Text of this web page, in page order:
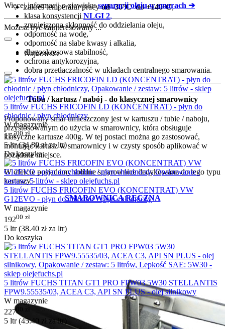
zakres temperatur pracyod -30°C do +140°C,
klasa konsystencjiNLGI 2,
zmniejszona skłonność do oddzielania oleju,
odporność na wodę,
odporność na słabe kwasy i alkalia,
długookresowa stabilność,
ochrona antykorozyjna,
dobra przetłaczalność w układach centralnego smarowania.
Tuba / kartusz / nabój - do klasycznej smarownicy
Proponowany smar umieszczony jest w kartuszu / tubie / naboju,
przystosowanym do użycia w smarownicy, która obsługuje
klasyczne kartusze 400g. W tej postaci można go zastosować,
montując kartusz w smarownicy i w czysty sposób aplikować w
pożądane miejsce.
W ofercie posiadamy solidne smarownice dedykowane do tego typu
kartuszy -
SMAROWNICA RĘCZNA
Więcej informacji o zjawiskuseparacji oleju w smarach ➔
Możesz być zainteresowany ...
Najnowsze
5 litrów FUCHS FRICOFIN LD (KONCENTRAT) - płyn do
chłodnic / płyn chłodniczy
W magazynie
17400 zł
5 ltr (34.80złza ltr)
Do koszyka
5 litrów FUCHS FRICOFIN EVO (KONCENTRAT) VW
G12EVO - płyn do chłodnic / płyn chłodniczy
W magazynie
19200 zł
5 ltr (38.40 złza ltr)
Do koszyka
5 litrów FUCHS TITAN GT1 PRO FPW03 5W30 STELLANTIS
FPW9.55535/03, ACEA C3, API SN PLUS - olej silnikowy
W magazynie
227 00
5 ltr (45.40 zł za ltr)